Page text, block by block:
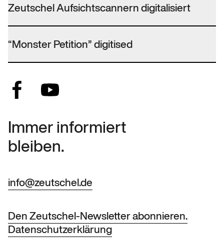
Zeutschel Aufsichtscannern digitalisiert
“Monster Petition” digitised
Immer informiert
bleiben.
info@zeutschel.de
Den Zeutschel-Newsletter abonnieren.
Datenschutzerklärung